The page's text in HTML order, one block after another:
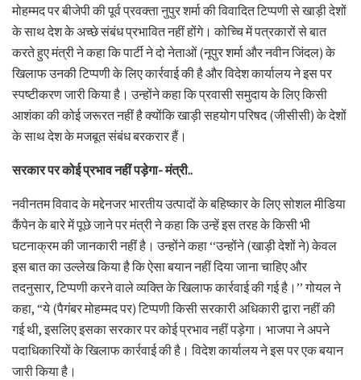
मोहम्मद पर बीजेपी की पूर्व प्रवक्ता नुपुर शर्मा की विवादित टिप्पणी से खाड़ी देशों
के साथ देश के अच्छे संबंध प्रभावित नहीं होंगे। कोच्चि में पत्रकारों से बात
करते हुए मंत्री ने कहा कि पार्टी ने दो नेताओं (नूपुर शर्मा और नवीन जिंदल) के
खिलाफ उनकी टिप्पणी के लिए कार्रवाई की है और विदेश कार्यालय ने इस पर
स्पष्टीकरण जारी किया है। उन्होंने कहा कि प्रवासी समुदाय के लिए किसी
आशंका की कोई जरूरत नहीं है क्योंकि खाड़ी सहयोग परिषद (जीसीसी) के देशों
के साथ देश के मजबूत संबंध बरकरार हैं।
सरकार पर कोई प्रभाव नहीं पड़ेगा- मंत्री..
नवीनतम विवाद के मद्देनजर भारतीय उत्पादों के बहिष्कार के लिए सोशल मीडिया
कैंपेन के बारे में पूछे जाने पर मंत्री ने कहा कि उन्हें इस तरह के किसी भी
घटनाक्रम की जानकारी नहीं है। उन्होंने कहा ‘‘उन्होंने (खाड़ी देशों ने) केवल
इस बात का उल्लेख किया है कि ऐसा बयान नहीं दिया जाना चाहिए और
तदनुसार, टिप्पणी करने वाले व्यक्ति के खिलाफ कार्रवाई की गई है।’’ गोयल ने
कहा, “ये (पैगंबर मोहम्मद पर) टिप्पणी किसी सरकारी अधिकारी द्वारा नहीं की
गई थी, इसलिए इसका सरकार पर कोई प्रभाव नहीं पड़ेगा। भाजपा ने अपने
पदाधिकारियों के खिलाफ कार्रवाई की है। विदेश कार्यालय ने इस पर एक बयान
जारी किया है।